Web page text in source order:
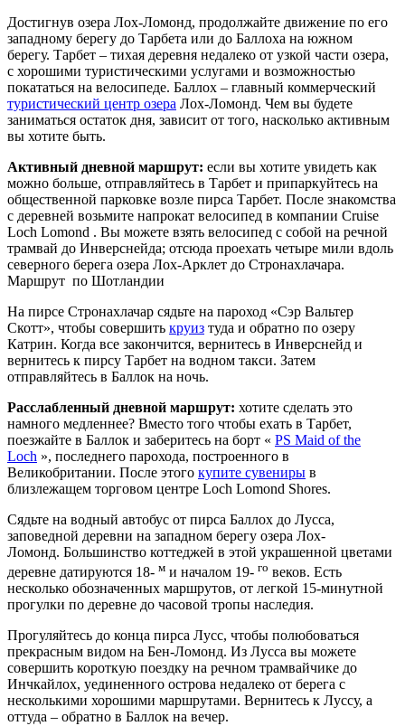
Достигнув озера Лох-Ломонд, продолжайте движение по его
западному берегу до Тарбета или до Баллоха на южном
берегу. Тарбет – тихая деревня недалеко от узкой части озера,
с хорошими туристическими услугами и возможностью
покататься на велосипеде. Баллох – главный коммерческий
туристический центр озера Лох-Ломонд. Чем вы будете
заниматься остаток дня, зависит от того, насколько активным
вы хотите быть.
Активный дневной маршрут: если вы хотите увидеть как
можно больше, отправляйтесь в Тарбет и припаркуйтесь на
общественной парковке возле пирса Тарбет. После знакомства
с деревней возьмите напрокат велосипед в компании Cruise
Loch Lomond . Вы можете взять велосипед с собой на речной
трамвай до Инверснейда; отсюда проехать четыре мили вдоль
северного берега озера Лох-Арклет до Стронахлачара.
Маршрут по Шотландии
На пирсе Стронахлачар сядьте на пароход «Сэр Вальтер
Скотт», чтобы совершить круиз туда и обратно по озеру
Катрин. Когда все закончится, вернитесь в Инверснейд и
вернитесь к пирсу Тарбет на водном такси. Затем
отправляйтесь в Баллок на ночь.
Расслабленный дневной маршрут: хотите сделать это
намного медленнее? Вместо того чтобы ехать в Тарбет,
поезжайте в Баллок и заберитесь на борт « PS Maid of the
Loch », последнего парохода, построенного в
Великобритании. После этого купите сувениры в
близлежащем торговом центре Loch Lomond Shores.
Сядьте на водный автобус от пирса Баллох до Лусса,
заповедной деревни на западном берегу озера Лох-
Ломонд. Большинство коттеджей в этой украшенной цветами
деревне датируются 18- м и началом 19- го веков. Есть
несколько обозначенных маршрутов, от легкой 15-минутной
прогулки по деревне до часовой тропы наследия.
Прогуляйтесь до конца пирса Лусс, чтобы полюбоваться
прекрасным видом на Бен-Ломонд. Из Лусса вы можете
совершить короткую поездку на речном трамвайчике до
Инчкайлох, уединенного острова недалеко от берега с
несколькими хорошими маршрутами. Вернитесь к Луссу, а
оттуда – обратно в Баллок на вечер.